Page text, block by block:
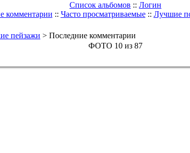
Список альбомов :: Логин
комментарии :: Часто просматриваемые:: Лучшие
пейзажи > Последние комментарии
ФОТО 10 из 87